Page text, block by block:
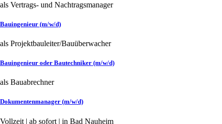
als Vertrags- und Nachtragsmanager
Bauingenieur (m/w/d)
als Projektbauleiter/Bauüberwacher
Bauingenieur oder Bautechniker (m/w/d)
als Bauabrechner
Dokumentenmanager (m/w/d)
Vollzeit | ab sofort | in Bad Nauheim